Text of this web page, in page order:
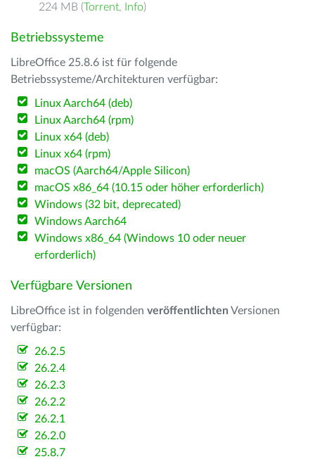
224 MB (Torrent, Info)
Betriebssysteme
LibreOffice 25.8.6 ist für folgende
Betriebssysteme/Architekturen verfügbar:
Linux Aarch64 (deb)
Linux Aarch64 (rpm)
Linux x64 (deb)
Linux x64 (rpm)
macOS (Aarch64/Apple Silicon)
macOS x86_64 (10.15 oder höher erforderlich)
Windows (32 bit, deprecated)
Windows Aarch64
Windows x86_64 (Windows 10 oder neuer
erforderlich)
Verfügbare Versionen
LibreOffice ist in folgenden veröffentlichten Versionen
verfügbar:
26.2.5
26.2.4
26.2.3
26.2.2
26.2.1
26.2.0
25.8.7